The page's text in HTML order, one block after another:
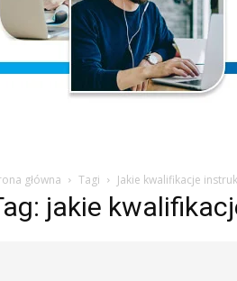
|
studia-
główna Tagi Jakie kwalifikacje
jakie